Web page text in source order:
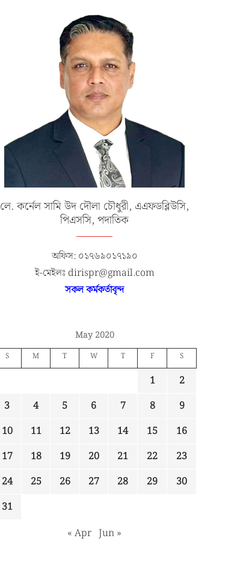
লে. কর্নেল সামি উদ দৌলা চৌধুরী, এএফডব্লিউসি,
পিএসসি, পদাতিক
অফিস: ০১৭৬৯০১৭১৯০
ই-মেইলঃ dirispr@gmail.com
সকল কর্মকর্তাবৃন্দ
May 2020
S M T W T F S
1
2
3
4 5 6 7 8
9
10
11 12 13 14 15
16
17
18 19 20 21 22
23
24
25 26 27 28 29
30
31
« Apr Jun »